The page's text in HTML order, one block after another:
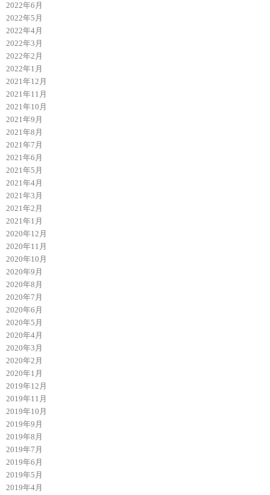
2022年6月
2022年5月
2022年4月
2022年3月
2022年2月
2022年1月
2021年12月
2021年11月
2021年10月
2021年9月
2021年8月
2021年7月
2021年6月
2021年5月
2021年4月
2021年3月
2021年2月
2021年1月
2020年12月
2020年11月
2020年10月
2020年9月
2020年8月
2020年7月
2020年6月
2020年5月
2020年4月
2020年3月
2020年2月
2020年1月
2019年12月
2019年11月
2019年10月
2019年9月
2019年8月
2019年7月
2019年6月
2019年5月
2019年4月